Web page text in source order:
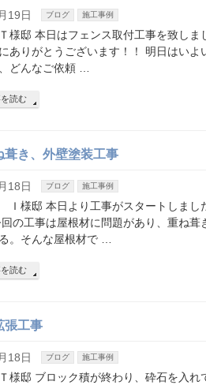
19日 ブログ 施工事例
邸 本日はフェンス取付工事を致しま
ありがとうございます！！ 明日はい
どんなご依頼 …
読む
葺き、外壁塗装工事
18日 ブログ 施工事例
様邸 本日より工事がスタートしまし
の工事は屋根材に問題があり、重ね
。そんな屋根材で …
読む
張工事
18日 ブログ 施工事例
邸 ブロック積が終わり、砕石を入れ